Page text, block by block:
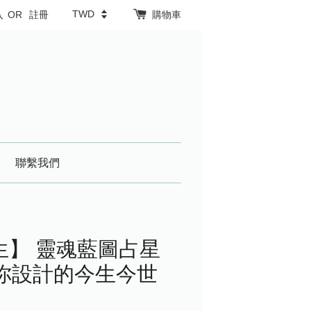
OR 註冊 購物車
聯繫我們
】 靈魂藍圖占星
設計的今生今世